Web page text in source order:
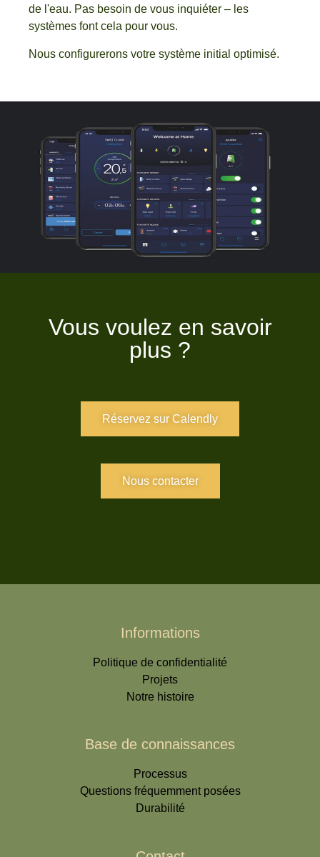
de l'eau. Pas besoin de vous inquiéter – les
systèmes font cela pour vous.
Nous configurerons votre système initial optimisé.
Vous voulez en savoir
plus ?
Réservez sur Calendly
Nous contacter
Informations
Politique de confidentialité
Projets
Notre histoire
Base de connaissances
Processus
Questions fréquemment posées
Durabilité